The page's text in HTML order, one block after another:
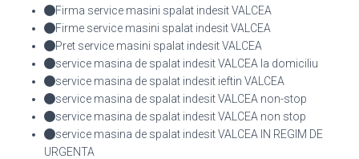
Firma service masini spalat indesit VALCEA
Firme service masini spalat indesit VALCEA
Pret service masini spalat indesit VALCEA
service masina de spalat indesit VALCEA la domiciliu
service masina de spalat indesit ieftin VALCEA
service masina de spalat indesit VALCEA non-stop
service masina de spalat indesit VALCEA non stop
service masina de spalat indesit VALCEA IN REGIM DE
URGENTA